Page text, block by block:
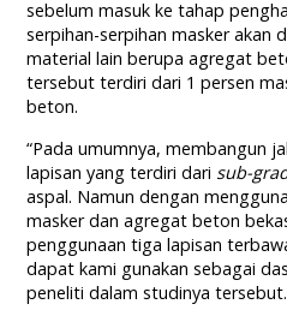
sebelum masuk ke tahap
serpihan-serpihan masker akan
material lain berupa agregat
tersebut terdiri dari 1 persen
beton.
“Pada umumnya, membangun
lapisan yang terdiri dari sub-
aspal. Namun dengan
masker dan agregat beton
penggunaan tiga lapisan
dapat kami gunakan sebagai
peneliti dalam studinya tersebut.